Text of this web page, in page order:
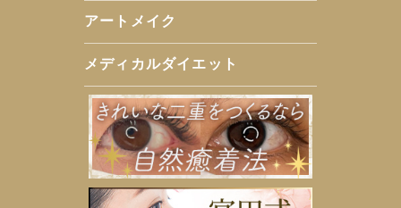
アートメイク
メディカルダイエット